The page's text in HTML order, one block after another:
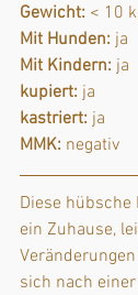
Gewicht: < 10
Mit Hunden: ja
Mit Kindern: ja
kupiert: ja
kastriert: ja
MMK: negativ
Diese
ein Zuhause,
sich nach